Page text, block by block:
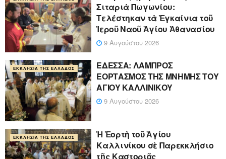
Σιταριὰ Πωγωνίου:
Τελέστηκαν τὰ Ἐγκαίνια τοῦ
Ἱεροῦ Ναοῦ Ἁγίου Ἀθανασίου
9 Αυγούστου 2026
ΕΚΚΛΗΣΊΑ ΤΗΣ ΕΛΛΆΔΟΣ
ΕΔΕΣΣΑ: ΛΑΜΠΡΟΣ
ΕΟΡΤΑΣΜΟΣ ΤΗΣ ΜΝΗΜΗΣ ΤΟΥ
ΑΓΙΟΥ ΚΑΛΛΙΝΙΚΟΥ
9 Αυγούστου 2026
ΕΚΚΛΗΣΊΑ ΤΗΣ ΕΛΛΆΔΟΣ
Ἡ Ἑορτὴ τοῦ Ἁγίου
Καλλινίκου σὲ Παρεκκλήσιο
τῆς Καστοριᾶς